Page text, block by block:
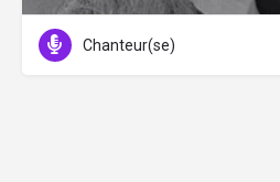
Chanteur(se)